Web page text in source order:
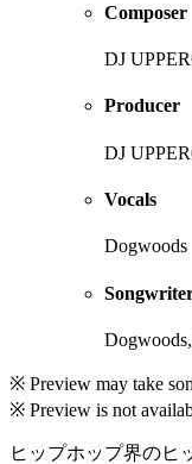
Composer
DJ
Producer
DJ
Vocals
Dogwoods
※ Preview may take
※ Preview is not
ヒップホップ界のヒ